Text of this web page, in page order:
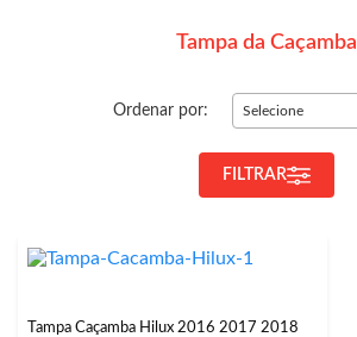
Tampa da Caçamba
Ordenar por: Selecione
FILTRAR
Tampa Caçamba Hilux 2016 2017 2018